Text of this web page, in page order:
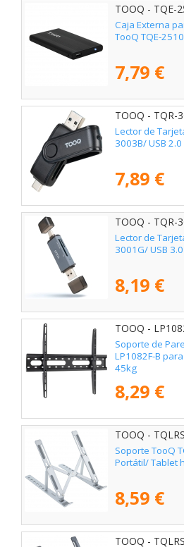
TOOQ - TQE-
Caja Externa
TooQ TQE-
7,79 €
TOOQ - TQR-
Lector de
3003B/ USB 2.0
7,89 €
TOOQ - TQR-
Lector de
3001G/ USB
8,19 €
TOOQ -
Soporte de
LP1082F-B
45kg
8,29 €
TOOQ -
Soporte TooQ
Portátil/ Tablet
8,59 €
TOOQ -